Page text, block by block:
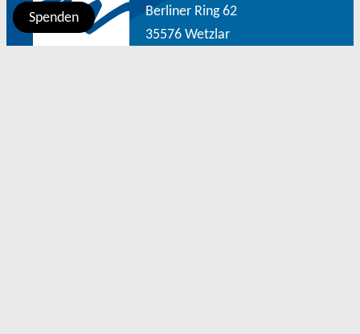
Spenden
Berliner Ring 62
35576 Wetzlar
Spenden